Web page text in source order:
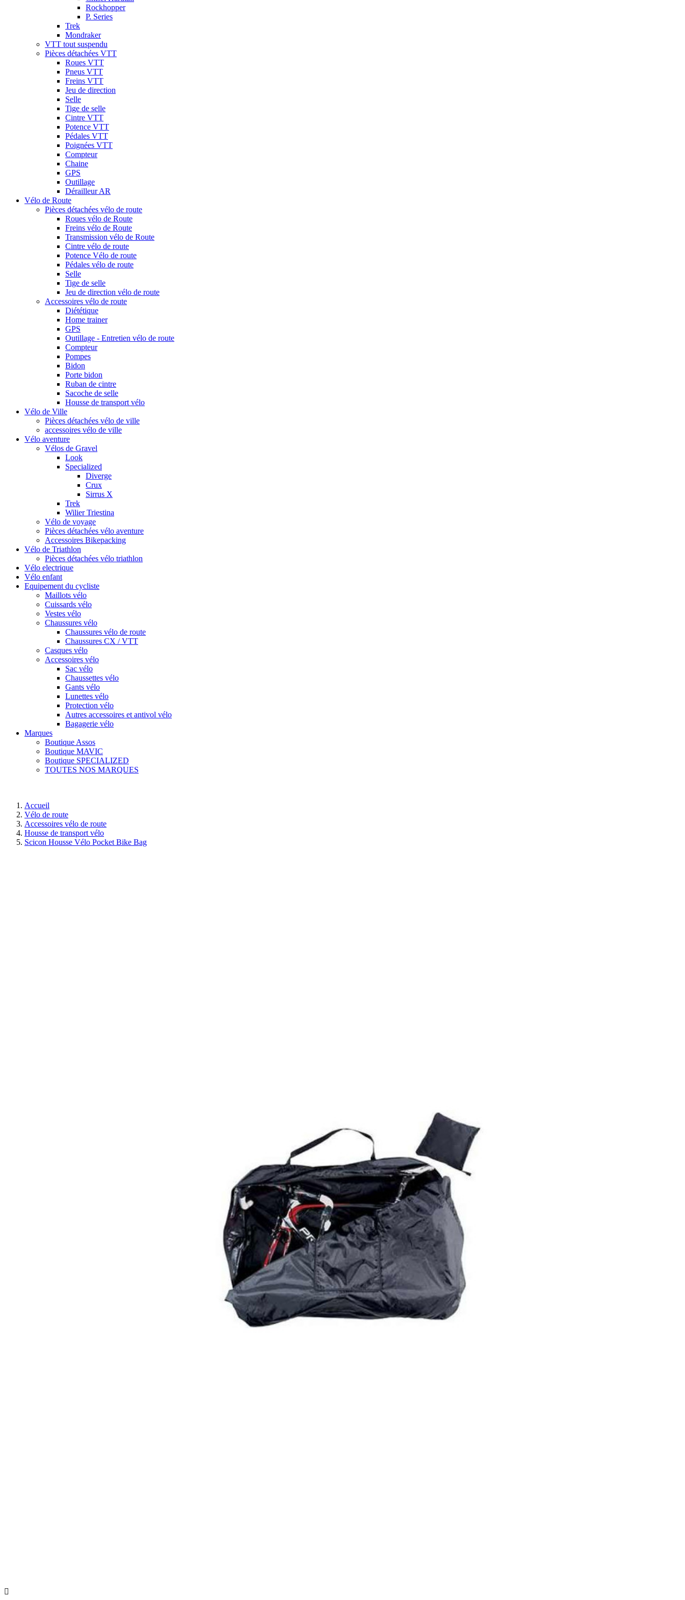
Rockhopper
P. Series
Trek
Mondraker
VTT tout suspendu
Pièces détachées VTT
Roues VTT
Pneus VTT
Freins VTT
Jeu de direction
Selle
Tige de selle
Cintre VTT
Potence VTT
Pédales VTT
Poignées VTT
Compteur
Chaine
GPS
Outillage
Dérailleur AR
Vélo de Route
Pièces détachées vélo de route
Roues vélo de Route
Freins vélo de Route
Transmission vélo de Route
Cintre vélo de route
Potence Vélo de route
Pédales vélo de route
Selle
Tige de selle
Jeu de direction vélo de route
Accessoires vélo de route
Diététique
Home trainer
GPS
Outillage - Entretien vélo de route
Compteur
Pompes
Bidon
Porte bidon
Ruban de cintre
Sacoche de selle
Housse de transport vélo
Vélo de Ville
Pièces détachées vélo de ville
accessoires vélo de ville
Vélo aventure
Vélos de Gravel
Look
Specialized
Diverge
Crux
Sirrus X
Trek
Wilier Triestina
Vélo de voyage
Pièces détachées vélo aventure
Accessoires Bikepacking
Vélo de Triathlon
Pièces détachées vélo triathlon
Vélo electrique
Vélo enfant
Equipement du cycliste
Maillots vélo
Cuissards vélo
Vestes vélo
Chaussures vélo
Chaussures vélo de route
Chaussures CX / VTT
Casques vélo
Accessoires vélo
Sac vélo
Chaussettes vélo
Gants vélo
Lunettes vélo
Protection vélo
Autres accessoires et antivol vélo
Bagagerie vélo
Marques
Boutique Assos
Boutique MAVIC
Boutique SPECIALIZED
TOUTES NOS MARQUES
Accueil
Vélo de route
Accessoires vélo de route
Housse de transport vélo
Scicon Housse Vélo Pocket Bike Bag
